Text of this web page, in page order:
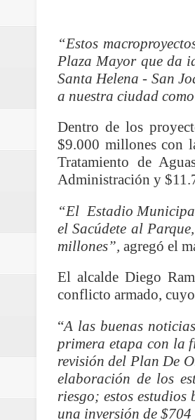
Caldas
“Estos
Plaza Mayor que da
Santa Helena - San
a nuestra ciudad
Dentro de los
$9.000 millones con
Tratamiento de
Administración y
“El Estadio
el Sacúdete al
millones”, agregó el
El alcalde Diego
conflicto armado,
“A las buenas
primera etapa con la
revisión del Plan De
elaboración de los
riesgo; estos estudios
una inversión de